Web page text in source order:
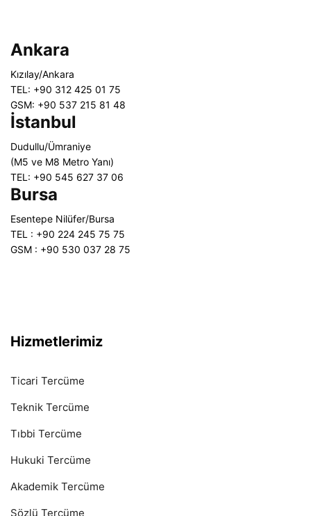
Ankara
Kızılay/Ankara
TEL: +90 312 425 01 75
GSM: +90 537 215 81 48
İstanbul
Dudullu/Ümraniye
(M5 ve M8 Metro Yanı)
TEL: +90 545 627 37 06
Bursa
Esentepe Nilüfer/Bursa
TEL : +90 224 245 75 75
GSM : +90 530 037 28 75
Hizmetlerimiz
Ticari Tercüme
Teknik Tercüme
Tıbbi Tercüme
Hukuki Tercüme
Akademik Tercüme
Sözlü Tercüme